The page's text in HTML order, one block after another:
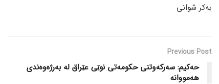
بەکر شوانی
Previous Post
حەکیم: سەرکەوتنی حکومەتی نوێی عێراق لە بەرژەوەندی
هەمووانە